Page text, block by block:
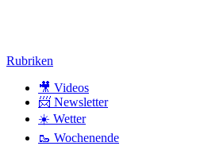
Zum
Rubriken
🎥 Videos
📨 Newsletter
☀️ Wetter
🥾 Wochenende